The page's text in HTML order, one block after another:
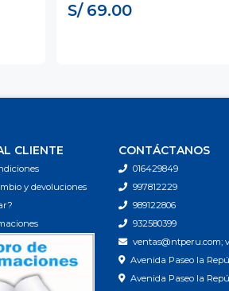
S/ 69.00
CLIENTE
y devoluciones
CONTÁCTANOS
016429849
997812229
989122806
932580399
ventas@ntperu.com;
Avenida Paseo la
Avenida Paseo la